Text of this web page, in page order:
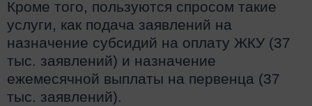
Кроме того, пользуются спросом такие
услуги, как подача заявлений на
назначение субсидий на оплату ЖКУ (37
тыс. заявлений) и назначение
ежемесячной выплаты на первенца (37
тыс. заявлений).